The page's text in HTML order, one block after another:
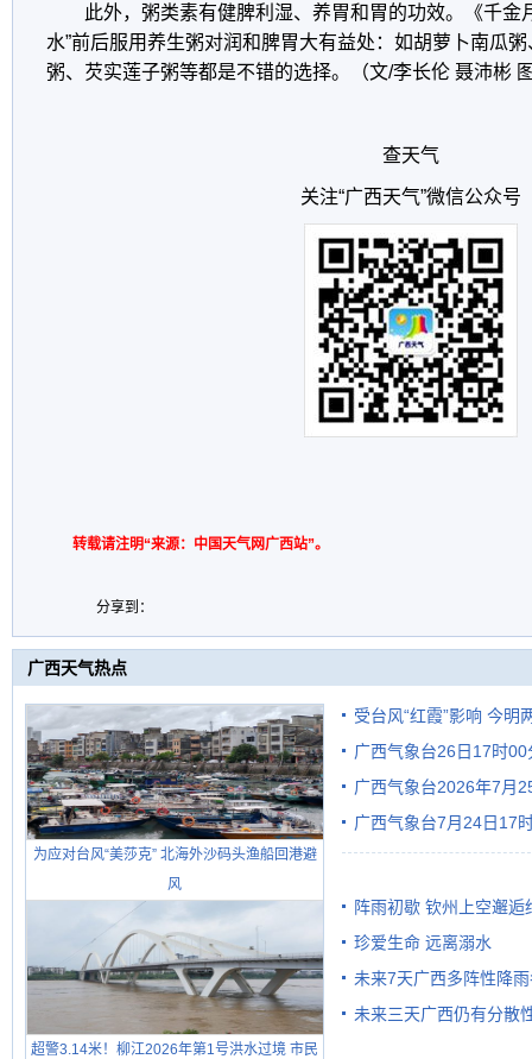
此外，粥类素有健脾利湿、养胃和胃的功效。《千金
水”前后服用养生粥对润和脾胃大有益处：如胡萝卜南瓜
粥、芡实莲子粥等都是不错的选择。（文/李长伦 聂沛彬
查天气
关注“广西天气”微信公众号
转载请注明“来源：中国天气网广西站”。
分享到：
广西天气热点
为应对台风“美莎克” 北海外沙码头渔船回港避
风
超警3.14米！柳江2026年第1号洪水过境 市民
受台风“红霞”影响 今明
有较强降雨
广西气象台26日17时
广西气象台2026年7月
级预警
广西气象台7月24日17
阵雨初歇 钦州上空邂逅
珍爱生命 远离溺水
未来7天广西多阵性降
未来三天广西仍有分散